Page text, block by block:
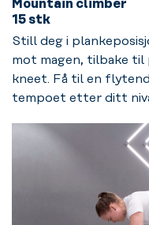
Mountain climber
15 stk
Still deg i
mot magen, tilbake til
kneet. Få til en
tempoet etter ditt